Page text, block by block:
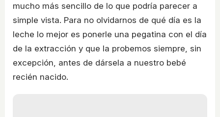
mucho más sencillo de lo que podría parecer a
simple vista. Para no olvidarnos de qué día es la
leche lo mejor es ponerle una pegatina con el día
de la extracción y que la probemos siempre, sin
excepción, antes de dársela a nuestro bebé
recién nacido.